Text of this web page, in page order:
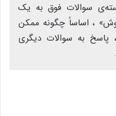
سوالات فوق به یک
، اساساً چگونه ممکن
به سوالات دیگری